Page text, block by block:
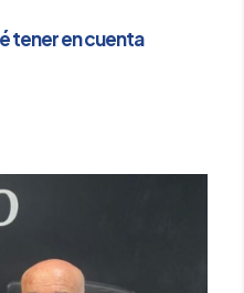
tener en cuenta